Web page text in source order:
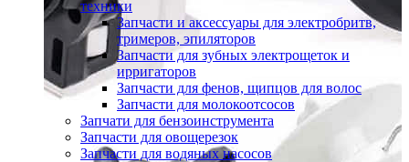
техники
Запчасти и аксессуары для электробритв,
тримеров, эпиляторов
Запчасти для зубных электрощеток и
ирригаторов
Запчасти для фенов, щипцов для волос
Запчасти для молокоотсосов
Запчати для бензоинструмента
Запчасти для овощерезок
Запчасти для водяных насосов